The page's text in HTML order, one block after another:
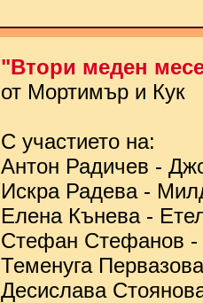
"Втори меден
от Мортимър и Кук
С участието на:
Антон Радичев -
Искра Радева -
Елена Кънева -
Стефан Стефанов
Теменуга
Десислава